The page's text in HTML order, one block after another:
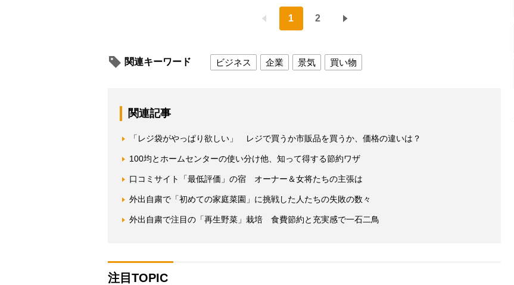
1 2
関連キーワード ビジネス 企業 景気 買い物
関連記事
「レジ袋がやっぱり欲しい」 レジで買うか市販品を買うか、価格の違いは？
100均とホームセンターの使い分け他、知って得する節約ワザ
口コミサイト「最低評価」の宿 オーナー＆女将たちの主張は
外出自粛で「初めての家庭菜園」に挑戦した人たちの失敗の数々
外出自粛で注目の「再生野菜」栽培 食費節約と充実感で一石二鳥
注目TOPIC